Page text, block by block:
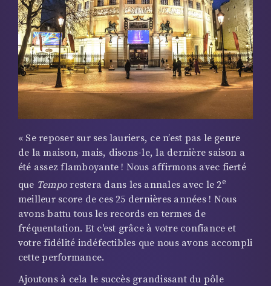
« Se reposer sur ses lauriers, ce n’est pas le genre
de la maison, mais, disons-le, la dernière saison a
été assez flamboyante ! Nous affirmons avec fierté
que Temporestera dans les annales avec le 2e
meilleur score de ces 25 dernières années ! Nous
avons battu tous les records en termes de
fréquentation. Et c'est grâce à votre confiance et
votre fidélité indéfectibles que nous avons accompli
cette performance.
Ajoutons à cela le succès grandissant du pôle